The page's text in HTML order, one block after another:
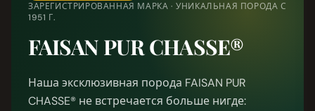
ЗАРЕГИСТРИРОВАННАЯ МАРКА · УНИКАЛЬНАЯ ПОРОДА С
1951 Г.
FAISAN PUR CHASSE®
Наша эксклюзивная порода FAISAN PUR
CHASSE® не встречается больше нигде: